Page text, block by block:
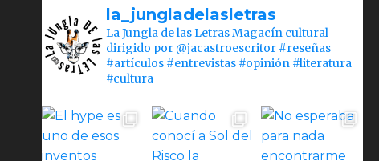
la_jungladelasletras
La Jungla de las Letras Magacín cultural
dirigido por @jacastroescritor #reseñas
#artículos #entrevistas #opinión #literatura
#cultura